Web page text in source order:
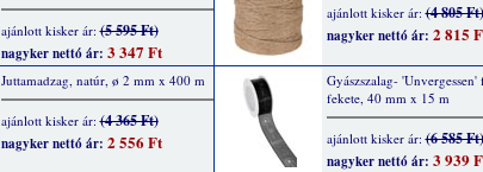
ajánlott kisker ár:(5 595 Ft)
nagyker nettó ár: 3 347 Ft
ajánlott kisker ár:(4 805 Ft)
nagyker nettó ár: 2 815
Juttamadzag, natúr, ø 2 mm x 400 m
ajánlott kisker ár:(4 365 Ft)
nagyker nettó ár: 2 556 Ft
Gyászszalag- 'Unvergessen'
fekete, 40 mm x 15 m
ajánlott kisker ár:(6 585 Ft)
nagyker nettó ár: 3 939